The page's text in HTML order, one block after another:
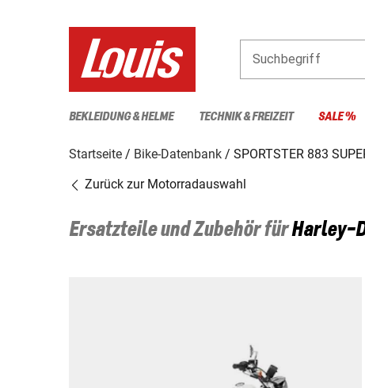
Suchbegriff
BEKLEIDUNG & HELME TECHNIK & FREIZEIT SALE %
Startseite Bike-Datenbank
SPORTSTER 883
Zurück zur Motorradauswahl
Ersatzteile und Zubehör fürHarley-